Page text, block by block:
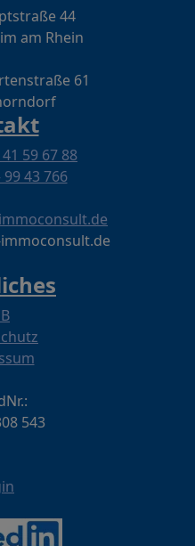
44
am Rhein
61
59 67 88
99 43 766
543